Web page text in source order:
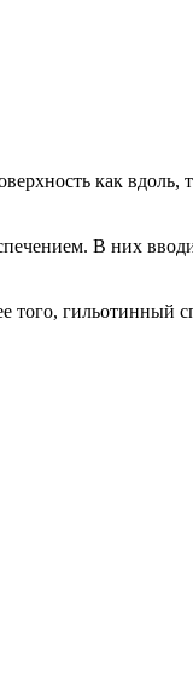
как вдоль,
В них
того, гильотинный